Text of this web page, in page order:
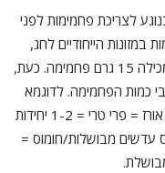
לצריכת פחמימות לפני
במזונות הייחודיים לחג,
הנה גודלי המנה לשם השוואה: פרוסת לחם מכילה 15 גרם פחמימה. כעת,
כמות הפחמימה. לדוגמא
פרוסת לחם שווה לחצי מצה =ל 2-3 פריכיות אורז = פרי טרי = 1-2 יחידות
עדשים מבושלות/חומוס =